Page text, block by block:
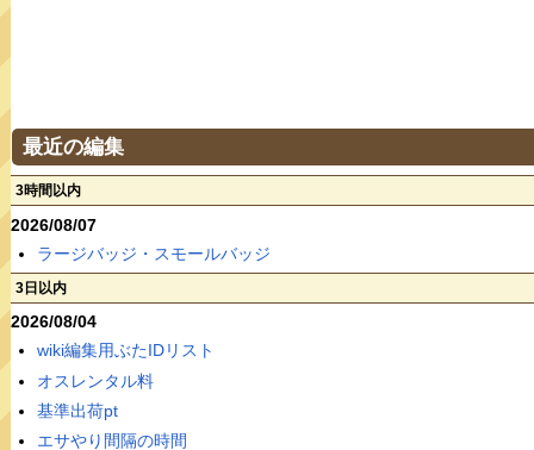
最近の編集
3時間以内
2026/08/07
ラージバッジ・スモールバッジ
3日以内
2026/08/04
wiki編集用ぶたIDリスト
オスレンタル料
基準出荷pt
エサやり間隔の時間